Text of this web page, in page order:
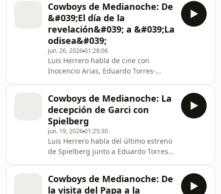
Cowboys de Medianoche: De
&#039;El día de la
revelación&#039; a &#039;La
odisea&#039;
jun. 26, 202601:28:06
Luis Herrero habla de cine con
Inocencio Arias, Eduardo Torres-
Cowboys de Medianoche: La
decepción de Garci con
Spielberg
jun. 19, 202601:25:30
Luis Herrero habla del último estreno
de Spielberg junto a Eduardo Torres-
Cowboys de Medianoche: De
la visita del Papa a la